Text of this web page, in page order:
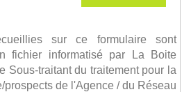
sur ce formulaire sont
fichier informatisé par La Boite
Sous-traitant du traitement pour la
de l'Agence / du Réseau